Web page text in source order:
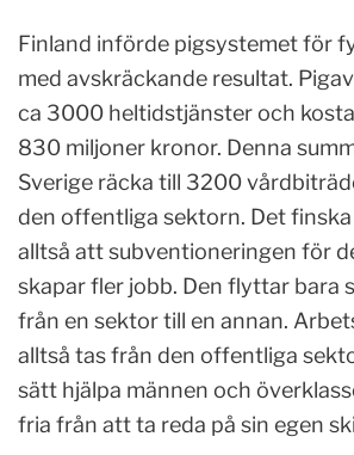
Finland införde pigsystemet för
med avskräckande resultat.
ca 3000 heltidstjänster och
830 miljoner kronor. Denna
Sverige räcka till 3200
den offentliga sektorn. Det
alltså att subventioneringen för
skapar fler jobb. Den flyttar bara
från en sektor till en annan.
alltså tas från den offentliga
sätt hjälpa männen och
fria från att ta reda på sin egen